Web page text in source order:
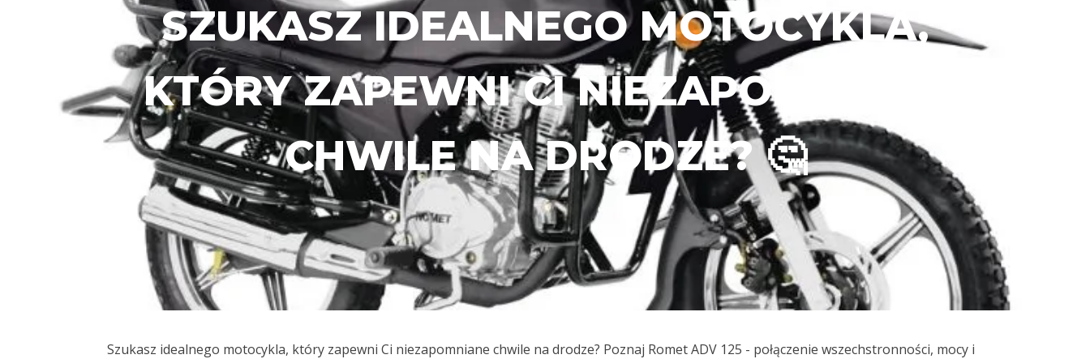
SZUKASZ IDEALNEGO MOTOCYKLA,
KTÓRY ZAPEWNI CI NIEZAPOMNIANE
CHWILE NA DRODZE? 🤔
Szukasz idealnego motocykla, który zapewni Ci niezapomniane chwile na drodze? Poznaj Romet ADV 125 - połączenie wszechstronności, mocy i